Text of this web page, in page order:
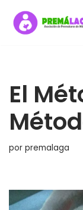
Saltar
El
por premalaga